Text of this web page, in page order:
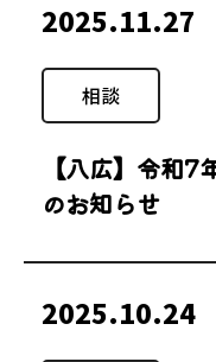
2025.11.27
相談
【八広】令和
のお知らせ
2025.10.24